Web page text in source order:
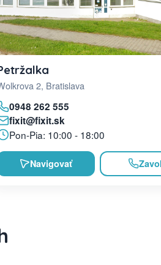
2, Bratislava
0948 262 555
fixit@fixit.sk
Pon-Pia: 10:00 - 18:00
Navigovať